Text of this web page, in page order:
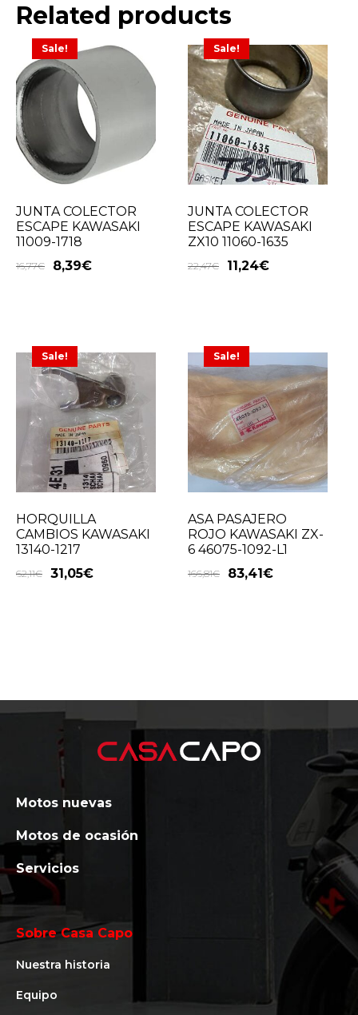
Related products
Sale!
JUNTA COLECTOR
ESCAPE KAWASAKI
11009-1718
16,77€ 8,39€
Sale!
JUNTA COLECTOR
ESCAPE KAWASAKI
ZX10 11060-1635
22,47€ 11,24€
Sale!
HORQUILLA
CAMBIOS KAWASAKI
13140-1217
62,11€ 31,05€
Sale!
ASA PASAJERO
ROJO KAWASAKI ZX-
6 46075-1092-L1
166,81€ 83,41€
Motos nuevas
Motos de ocasión
Servicios
Sobre Casa Capo
Nuestra historia
Equipo